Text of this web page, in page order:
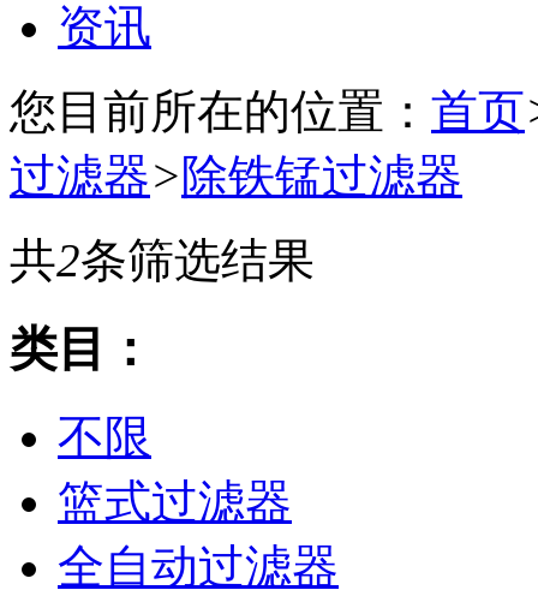
资讯
您目前所在的位置： 首页
过滤器>除铁锰过滤器
共2条筛选结果
类目：
不限
篮式过滤器
全自动过滤器